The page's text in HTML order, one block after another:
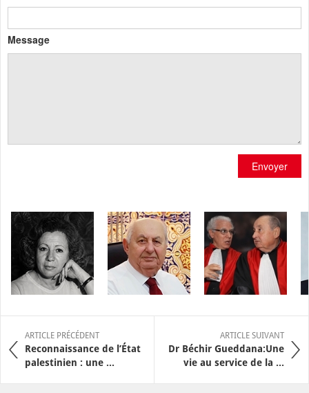
Message
Envoyer
ARTICLE PRÉCÉDENT
Reconnaissance de l’État
palestinien : une ...
ARTICLE SUIVANT
Dr Béchir Gueddana:Une
vie au service de la ...